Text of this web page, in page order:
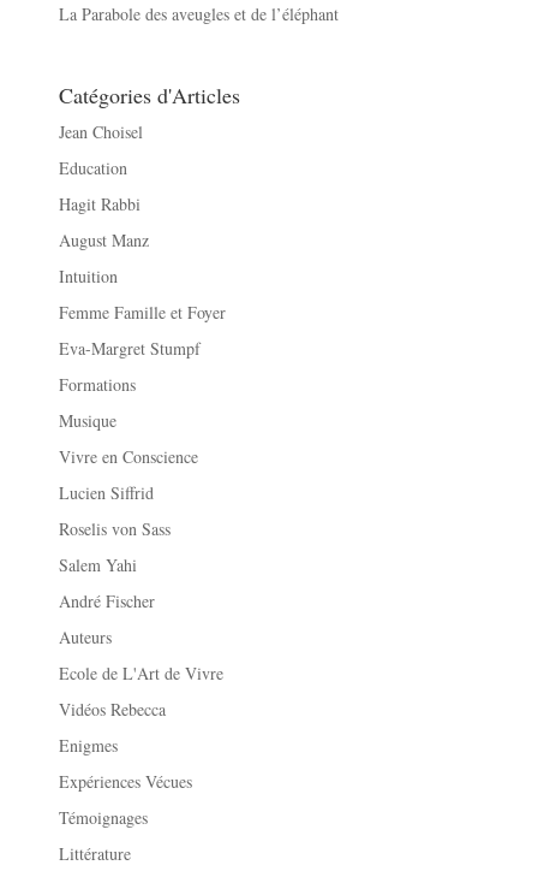
La Parabole des aveugles et de l’éléphant
Catégories d'Articles
Jean Choisel
Education
Hagit Rabbi
August Manz
Intuition
Femme Famille et Foyer
Eva-Margret Stumpf
Formations
Musique
Vivre en Conscience
Lucien Siffrid
Roselis von Sass
Salem Yahi
André Fischer
Auteurs
Ecole de L'Art de Vivre
Vidéos Rebecca
Enigmes
Expériences Vécues
Témoignages
Littérature